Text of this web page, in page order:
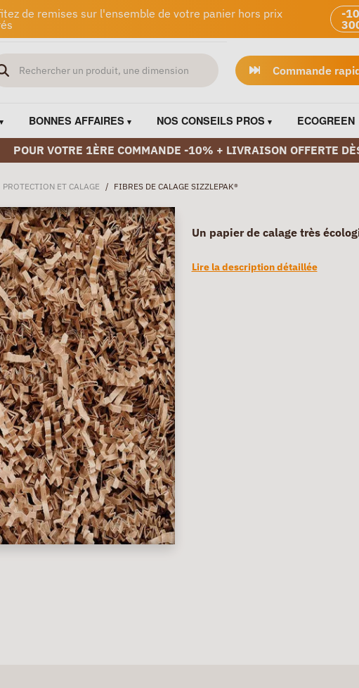
de remises sur l'ensemble de votre panier hors prix
-
Commande
BONNES AFFAIRES NOS CONSEILS PROS ECOGREEN
POUR VOTRE 1ÈRE COMMANDE -10% + LIVRAISON OFFERTE
PROTECTION ET CALAGE / FIBRES DE CALAGE SIZZLEPAK®
Un papier de calage très
Lire la description détaillée